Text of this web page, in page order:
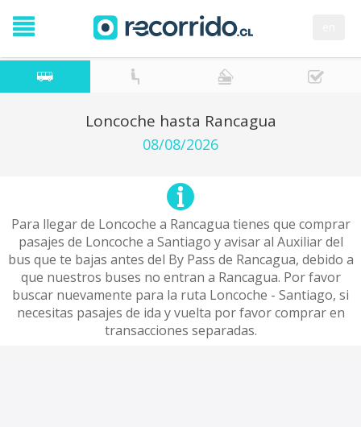
Loncoche hasta Rancagua
08/08/2026
Para llegar de Loncoche a Rancagua tienes que comprar
pasajes de Loncoche a Santiago y avisar al Auxiliar del
bus que te bajas antes del By Pass de Rancagua, debido a
que nuestros buses no entran a Rancagua. Por favor
buscar nuevamente para la ruta Loncoche - Santiago, si
necesitas pasajes de ida y vuelta por favor comprar en
transacciones separadas.